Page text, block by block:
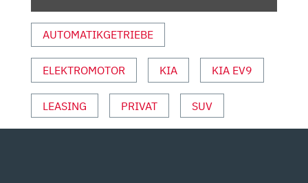
ICHAEL G
EBHARDT“ V
OUTUBE A
NZEIGEN
AUTOMATIKGETRIEBE
ELEKTROMOTOR KIA KIA EV9
LEASING PRIVAT SUV